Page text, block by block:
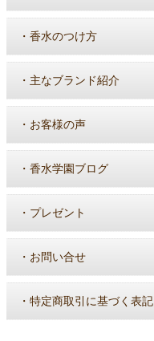
・ 香水のつけ方
・ 主なブランド紹介
・ お客様の声
・ 香水学園ブログ
・ プレゼント
・ お問い合せ
・ 特定商取引に基づく表記